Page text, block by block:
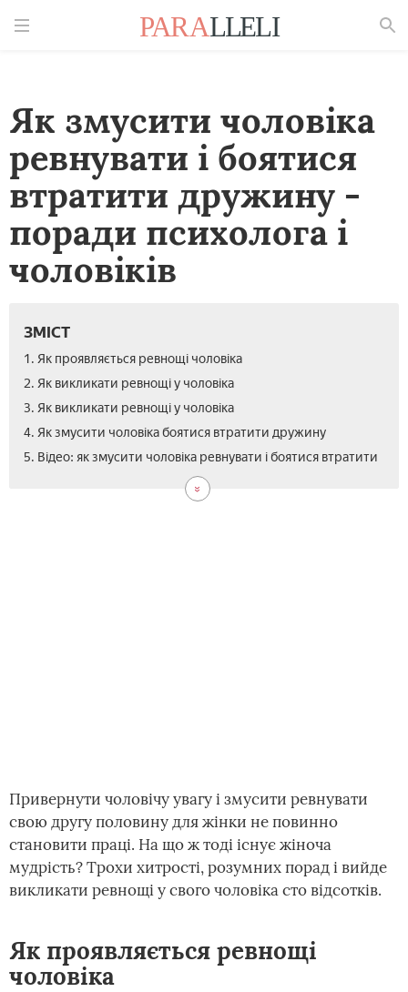
Як змусити чоловіка
ревнувати і боятися
втратити дружину -
поради психолога і
чоловіків
ЗМІСТ
1. Як проявляється ревнощі чоловіка
2. Як викликати ревнощі у чоловіка
3. Як викликати ревнощі у чоловіка
4. Як змусити чоловіка боятися втратити дружину
5. Відео: як змусити чоловіка ревнувати і боятися втратити
Привернути чоловічу увагу і змусити ревнувати
свою другу половину для жінки не повинно
становити праці. На що ж тоді існує жіноча
мудрість? Трохи хитрості, розумних порад і вийде
викликати ревнощі у свого чоловіка сто відсотків.
Як проявляється ревнощі
чоловіка